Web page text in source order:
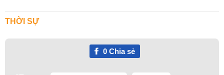
THỜI SỰ
0Chia sẻ